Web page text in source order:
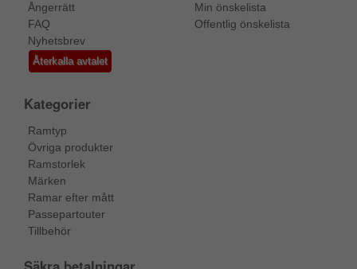
Ångerrätt
FAQ
Nyhetsbrev
Återkalla avtalet
Min önskelista
Offentlig önskelista
Kategorier
Ramtyp
Övriga produkter
Ramstorlek
Märken
Ramar efter mått
Passepartouter
Tillbehör